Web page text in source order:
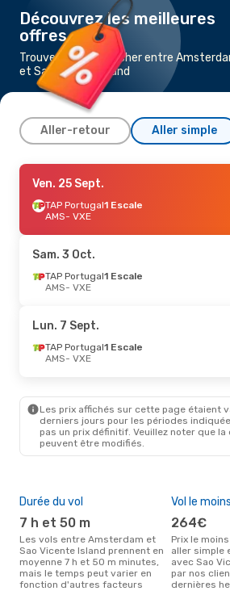
Découvrez les meilleures
offres
Trouvez un vol pas cher entre
et Sao Vicente Island
Aller-retour Aller simple
Dim. 6 Sept.- Mar. 15 Sept.
TAP Portugal1 Escale
AMS- VXE
VXE- AMS
Mar. 13 Oct.- Mer. 21 Oct.
TAP Portugal
VXE - AMS
- VXE
TAP Portugal1 Escale
VXE- AMS
Ven. 25 Sept.
TAP Portugal1 Escale
AMS- VXE
Sam. 3 Oct.
TAP Portugal1 Escale
AMS- VXE
Lun. 7 Sept.
TAP Portugal1 Escale
AMS- VXE
Les prix affichés sur cette page étaient
derniers jours pour les périodes
pas un prix définitif. Veuillez noter que
peuvent être modifiés.
Durée du vol
7 h et 50 m
Les vols entre Amsterdam et
Sao Vicente Island prennent en
moyenne 7 h et 50 m minutes,
mais le temps peut varier en
fonction d'autres facteurs
Vol le
264€
Prix le moins cher pour un vol
aller simple
avec Sao
par nos
dernières